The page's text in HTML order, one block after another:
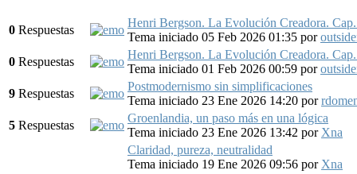
0 Respuestas
Henri Bergson. La Evolución Creadora.
Tema iniciado 05 Feb 2026 01:35 por
0 Respuestas
Henri Bergson. La Evolución Creadora.
Tema iniciado 01 Feb 2026 00:59 por
9 Respuestas
Postmodernismo sin simplificaciones
Tema iniciado 23 Ene 2026 14:20 por
5 Respuestas
Groenlandia, un paso más en una lógica
Tema iniciado 23 Ene 2026 13:42 por Xna
Claridad, pureza, neutralidad
Tema iniciado 19 Ene 2026 09:56 por Xna